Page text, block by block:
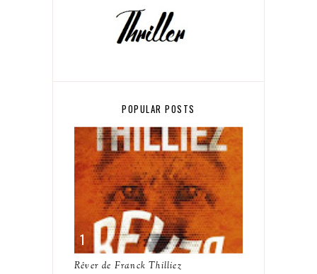
POPULAR POSTS
Rêver de Franck Thilliez